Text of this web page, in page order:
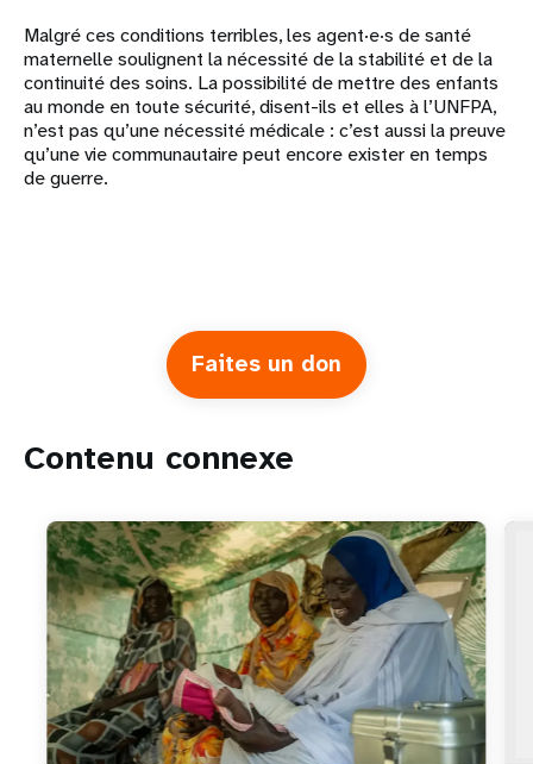
Malgré ces conditions terribles, les agent·e·s de santé
maternelle soulignent la nécessité de la stabilité et de la
continuité des soins. La possibilité de mettre des enfants
au monde en toute sécurité, disent-ils et elles à l’UNFPA,
n’est pas qu’une nécessité médicale : c’est aussi la preuve
qu’une vie communautaire peut encore exister en temps
de guerre.
Faites un don
Contenu connexe